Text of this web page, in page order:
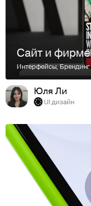
Интерфейсы,Брендинг
Юля Ли
UI дизайн